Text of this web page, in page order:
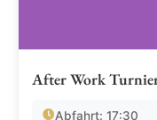
After Work
Abfahrt: 17:30